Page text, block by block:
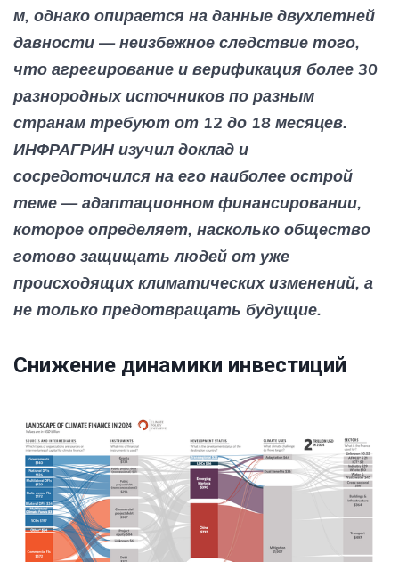
м, однако опирается на данные двухлетней
давности — неизбежное следствие того,
что агрегирование и верификация более 30
разнородных источников по разным
странам требуют от 12 до 18 месяцев.
ИНФРАГРИН изучил доклад и
сосредоточился на его наиболее острой
теме — адаптационном финансировании,
которое определяет, насколько общество
готово защищать людей от уже
происходящих климатических изменений, а
не только предотвращать будущие.
Снижение динамики инвестиций